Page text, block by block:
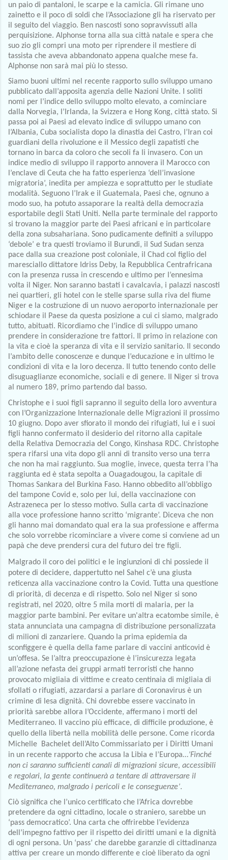
un paio di pantaloni, le scarpe e la camicia. Gli rimane uno
zainetto e il poco di soldi che l’Associazione gli ha riservato per
il seguito del viaggio. Ben nascosti sono sopravvissuti alla
perquisizione. Alphonse torna alla sua città natale e spera che
suo zio gli compri una moto per riprendere il mestiere di
tassista che aveva abbandonato appena qualche mese fa.
Alphonse non sarà mai più lo stesso.
Siamo buoni ultimi nel recente rapporto sullo sviluppo umano
pubblicato dall’apposita agenzia delle Nazioni Unite. I soliti
nomi per l’indice dello sviluppo molto elevato, a cominciare
dalla Norvegia, l’Irlanda, la Svizzera e Hong Kong, città stato. Si
passa poi ai Paesi ad elevato indice di sviluppo umano con
l’Albania, Cuba socialista dopo la dinastia dei Castro, l’Iran coi
guardiani della rivoluzione e il Messico degli zapatisti che
tornano in barca da coloro che secoli fa li invasero. Con un
indice medio di sviluppo il rapporto annovera il Marocco con
l’enclave di Ceuta che ha fatto esperienza ‘dell’invasione
migratoria’, inedita per ampiezza e soprattutto per le studiate
modalità. Seguono l’Irak e il Guatemala, Paesi che, ognuno a
modo suo, ha potuto assaporare la realtà della democrazia
esportabile degli Stati Uniti. Nella parte terminale del rapporto
si trovano la maggior parte dei Paesi africani e in particolare
della zona subsahariana. Sono pudicamente definiti a sviluppo
‘debole’ e tra questi troviamo il Burundi, il Sud Sudan senza
pace dalla sua creazione post coloniale, il Chad col figlio del
maresciallo dittatore Idriss Deby, la Repubblica Centrafricana
con la presenza russa in crescendo e ultimo per l’ennesima
volta il Niger. Non saranno bastati i cavalcavia, i palazzi nascosti
nei quartieri, gli hotel con le stelle sparse sulla riva del fiume
Niger e la costruzione di un nuovo aeroporto internazionale per
schiodare il Paese da questa posizione a cui ci siamo, malgrado
tutto, abituati. Ricordiamo che l’indice di sviluppo umano
prendere in considerazione tre fattori. Il primo in relazione con
la vita e cioè la speranza di vita e il servizio sanitario. Il secondo
l’ambito delle conoscenze e dunque l’educazione e in ultimo le
condizioni di vita e la loro decenza. Il tutto tenendo conto delle
disuguaglianze economiche, sociali e di genere. Il Niger si trova
al numero 189, primo partendo dal basso.
Christophe e i suoi figli sapranno il seguito della loro avventura
con l’Organizzazione Internazionale delle Migrazioni il prossimo
10 giugno. Dopo aver sfiorato il mondo dei rifugiati, lui e i suoi
figli hanno confermato il desiderio del ritorno alla capitale
della Relativa Democrazia del Congo, Kinshasa RDC. Christophe
spera rifarsi una vita dopo gli anni di transito verso una terra
che non ha mai raggiunto. Sua moglie, invece, questa terra l’ha
raggiunta ed è stata sepolta a Ouagadougou, la capitale di
Thomas Sankara del Burkina Faso. Hanno obbedito all’obbligo
del tampone Covid e, solo per lui, della vaccinazione con
Astrazeneca per lo stesso motivo. Sulla carta di vaccinazione
alla voce professione hanno scritto ‘migrante’. Diceva che non
gli hanno mai domandato qual era la sua professione e afferma
che solo vorrebbe ricominciare a vivere come si conviene ad un
papà che deve prendersi cura del futuro dei tre figli.
Malgrado il coro dei politici e le ingiunzioni di chi possiede il
potere di decidere, dappertutto nel Sahel c’è una giusta
reticenza alla vaccinazione contro la Covid. Tutta una questione
di priorità, di decenza e di rispetto. Solo nel Niger si sono
registrati, nel 2020, oltre 5 mila morti di malaria, per la
maggior parte bambini. Per evitare un'altra ecatombe simile, è
stata annunciata una campagna di distribuzione personalizzata
di milioni di zanzariere. Quando la prima epidemia da
sconfiggere è quella della fame parlare di vaccini anticovid è
un’offesa. Se l’altra preoccupazione è l’insicurezza legata
all’azione nefasta dei gruppi armati terroristi che hanno
provocato migliaia di vittime e creato centinaia di migliaia di
sfollati o rifugiati, azzardarsi a parlare di Coronavirus è un
crimine di lesa dignità. Chi dovrebbe essere vaccinato in
priorità sarebbe allora l’Occidente, affermano i morti del
Mediterraneo. Il vaccino più efficace, di difficile produzione, è
quello della libertà nella mobilità delle persone. Come ricorda
Michelle  Bachelet dell’Alto Commissariato per i Diritti Umani
in un recente rapporto che accusa la Libia e l’Europa…’Finché
non ci saranno sufficienti canali di migrazioni sicure, accessibili
e regolari, la gente continuerà a tentare di attraversare il
Mediterraneo, malgrado i pericoli e le conseguenze’.
Ciò significa che l’unico certificato che l’Africa dovrebbe
pretendere da ogni cittadino, locale o straniero, sarebbe un
‘pass democratico’. Una carta che offrirebbe l’evidenza
dell’impegno fattivo per il rispetto dei diritti umani e la dignità
di ogni persona. Un ‘pass’ che darebbe garanzie di cittadinanza
attiva per creare un mondo differente e cioè liberato da ogni